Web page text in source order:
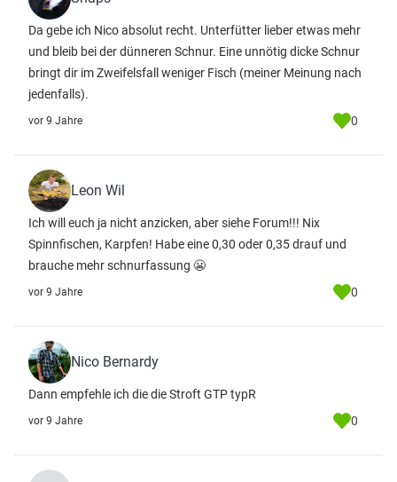
Da gebe ich Nico absolut recht. Unterfütter lieber etwas mehr
und bleib bei der dünneren Schnur. Eine unnötig dicke Schnur
bringt dir im Zweifelsfall weniger Fisch (meiner Meinung nach
jedenfalls).
vor 9 Jahre 0
Leon Wil
Ich will euch ja nicht anzicken, aber siehe Forum!!! Nix
Spinnfischen, Karpfen! Habe eine 0,30 oder 0,35 drauf und
brauche mehr schnurfassung 😬
vor 9 Jahre 0
Nico Bernardy
Dann empfehle ich die die Stroft GTP typR
vor 9 Jahre 0